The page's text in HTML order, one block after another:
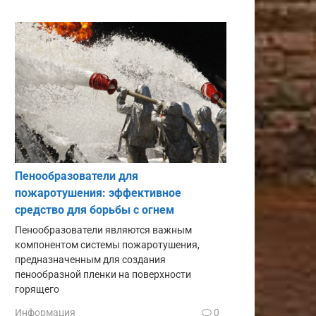
Пенообразователи для
пожаротушения: эффективное
средство для борьбы с огнем
Пенообразователи являются важным
компонентом системы пожаротушения,
предназначенным для создания
пенообразной пленки на поверхности
горящего
Информация 0